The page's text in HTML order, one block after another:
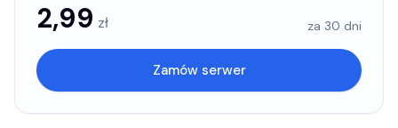
2,99 zł za 30 dni
Zamów serwer